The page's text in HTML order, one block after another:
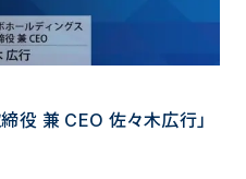
役 兼 CEO 佐々木広行」